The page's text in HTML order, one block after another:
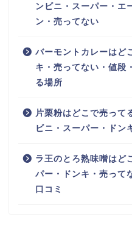
ンビニ・スーパー・エ
ン・売ってない
バーモントカレーはど
キ・売ってない・値段
る場所
片栗粉はどこで売って
ビニ・スーパー・ドン
ラ王のとろ熟味噌はど
パー・ドンキ・売って
口コミ